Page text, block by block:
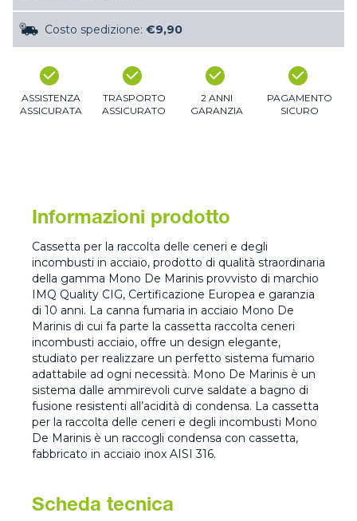
Costo spedizione: €9,90
ASSISTENZA
ASSICURATA
TRASPORTO
ASSICURATO
2 ANNI
GARANZIA
PAGAMENTO
SICURO
Informazioni prodotto
Cassetta per la raccolta delle ceneri e degli
incombusti in acciaio, prodotto di qualità straordinaria
della gamma Mono De Marinis provvisto di marchio
IMQ Quality CIG, Certificazione Europea e garanzia
di 10 anni. La canna fumaria in acciaio Mono De
Marinis di cui fa parte la cassetta raccolta ceneri
incombusti acciaio, offre un design elegante,
studiato per realizzare un perfetto sistema fumario
adattabile ad ogni necessità. Mono De Marinis è un
sistema dalle ammirevoli curve saldate a bagno di
fusione resistenti all’acidità di condensa. La cassetta
per la raccolta delle ceneri e degli incombusti Mono
De Marinis è un raccogli condensa con cassetta,
fabbricato in acciaio inox AISI 316.
Scheda tecnica